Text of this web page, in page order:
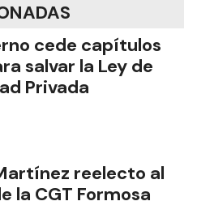
cede capítulos
salvar la Ley de
Privada
reelecto al
la CGT Formosa